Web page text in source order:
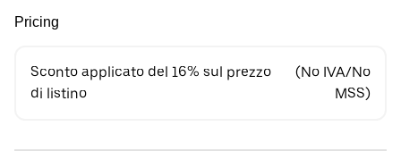
Pricing
Sconto applicato del 16% sul prezzo
di listino
(No IVA/No
MSS)